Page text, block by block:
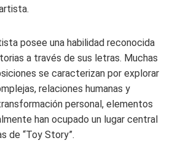
posee una habilidad reconocida
a través de sus letras. Muchas
se caracterizan por explorar
relaciones humanas y
personal, elementos
han ocupado un lugar central
de “Toy Story”.